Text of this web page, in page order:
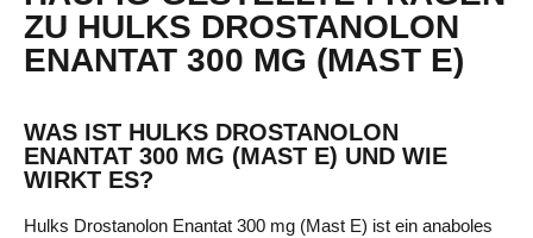
ZU HULKS DROSTANOLON
ENANTAT 300 MG (MAST E)
WAS IST HULKS DROSTANOLON
ENANTAT 300 MG (MAST E) UND WIE
WIRKT ES?
Hulks Drostanolon Enantat 300 mg (Mast E) ist ein anaboles